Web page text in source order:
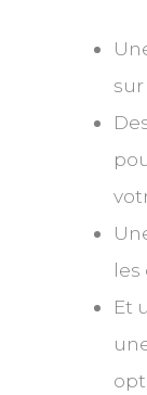
Et